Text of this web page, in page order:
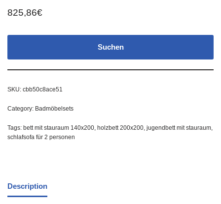
825,86€
Suchen
SKU: cbb50c8ace51
Category: Badmöbelsets
Tags: bett mit stauraum 140x200, holzbett 200x200, jugendbett mit stauraum,
schlafsofa für 2 personen
Description